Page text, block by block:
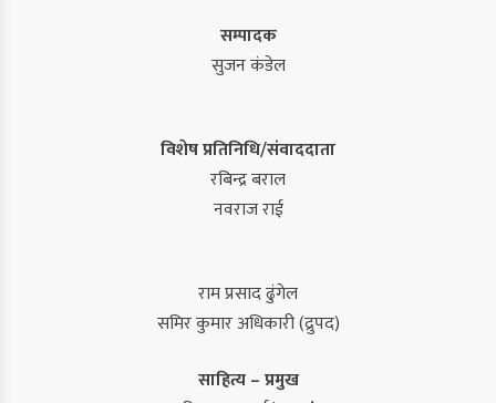
सम्पादक
सुजन कंडेल
विशेष प्रतिनिधि/संवाददाता
रबिन्द्र बराल
नवराज राई
राम प्रसाद ढुंगेल
समिर कुमार अधिकारी (द्रुपद)
साहित्य – प्रमुख